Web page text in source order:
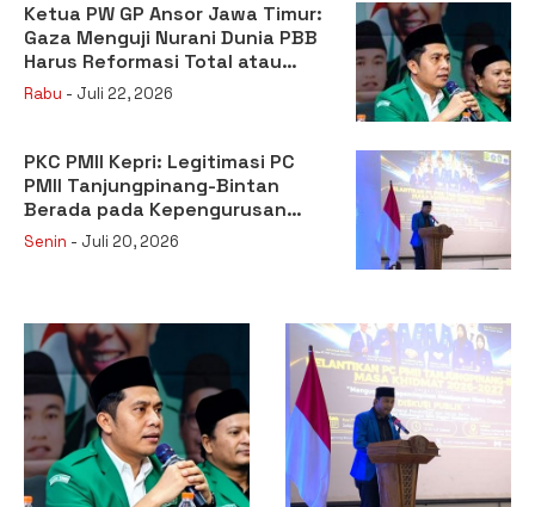
Ketua PW GP Ansor Jawa Timur:
Gaza Menguji Nurani Dunia PBB
Harus Reformasi Total atau
Kehilangan Legitimasi
Rabu - Juli 22, 2026
PKC PMII Kepri: Legitimasi PC
PMII Tanjungpinang-Bintan
Berada pada Kepengurusan
Muhammad Al-Mujrin
Senin - Juli 20, 2026